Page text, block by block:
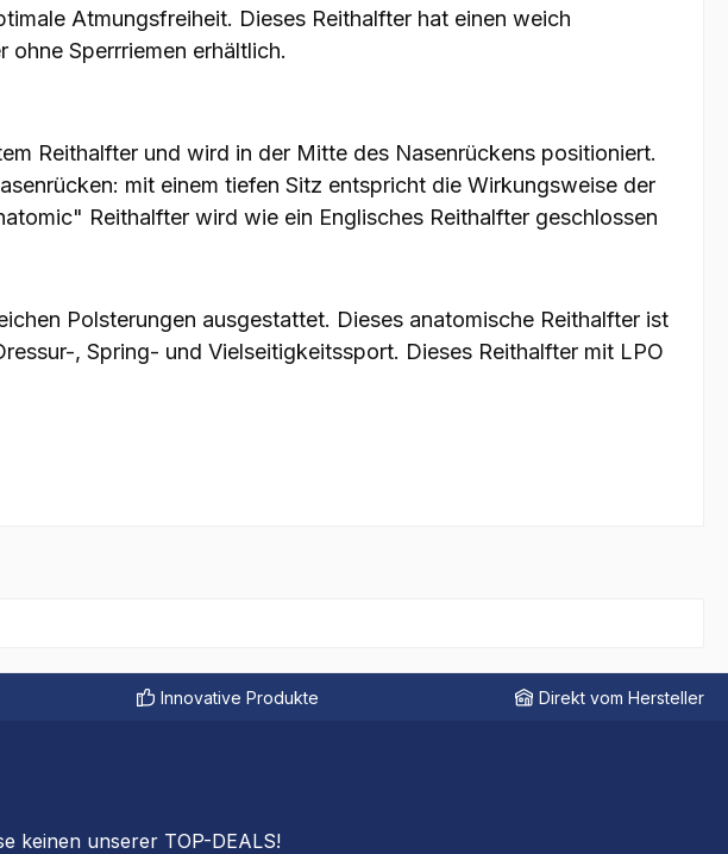
Atmungsfreiheit. Dieses Reithalfter hat einen weich
Sperrriemen erhältlich.
Reithalfter und wird in der Mitte des Nasenrückens positioniert.
mit einem tiefen Sitz entspricht die Wirkungsweise der
Reithalfter wird wie ein Englisches Reithalfter geschlossen
Polsterungen ausgestattet. Dieses anatomische Reithalfter ist
, Spring- und Vielseitigkeitssport. Dieses Reithalfter mit LPO
Innovative Produkte Direkt vom Hersteller
keinen unserer TOP-DEALS!